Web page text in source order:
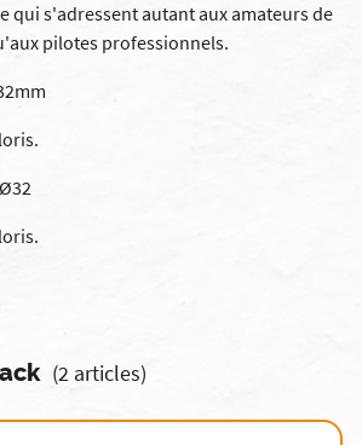
qui s'adressent autant aux amateurs de
pilotes professionnels.
(2 articles)